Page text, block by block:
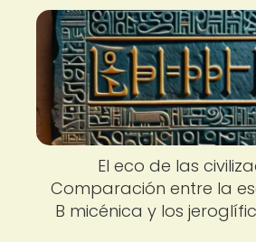
El eco de las
Comparación entre la
B micénica y los